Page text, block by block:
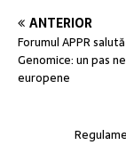
ANTERIOR
Forumul APPR
Genomice: un pas
europene